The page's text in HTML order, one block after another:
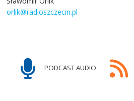
orlik@radioszczecin.pl
PODCAST AUDIO